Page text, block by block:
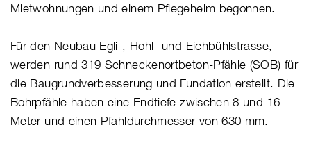
Mietwohnungen und einem Pflegeheim begonnen.
Für den Neubau Egli-, Hohl- und Eichbühlstrasse,
werden rund 319 Schneckenortbeton-Pfähle (SOB) für
die Baugrundverbesserung und Fundation erstellt. Die
Bohrpfähle haben eine Endtiefe zwischen 8 und 16
Meter und einen Pfahldurchmesser von 630 mm.